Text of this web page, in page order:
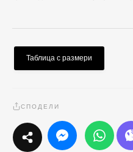
Таблица с размери
СПОДЕЛИ